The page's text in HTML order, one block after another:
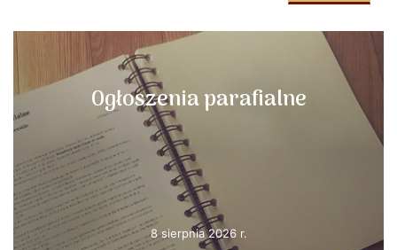
Ogłoszenia parafialne
8 sierpnia 2026 r.